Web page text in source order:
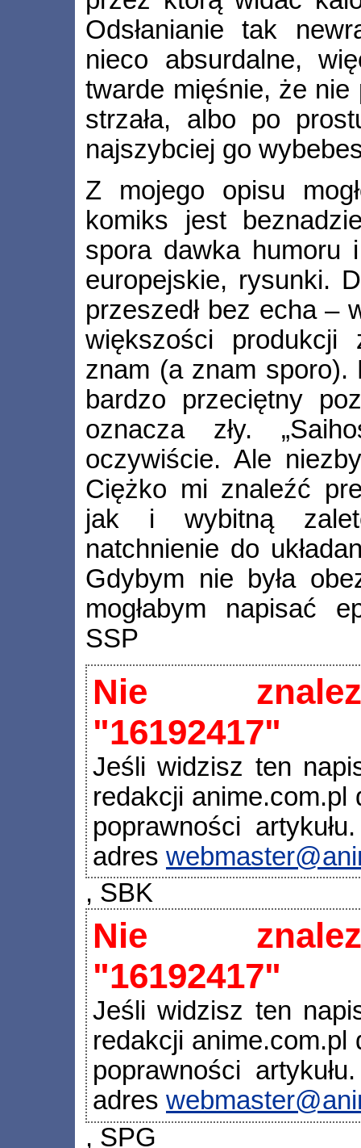
Odsłanianie tak
nieco absurdalne,
twarde mięśnie, że
strzała, albo po
najszybciej go
Z mojego opisu
komiks jest
spora dawka humoru
europejskie, rysunki.
przeszedł bez echa –
większości
znam (a znam sporo).
bardzo przeciętny
oznacza zły.
oczywiście. Ale
Ciężko mi znaleźć
jak i wybitną
natchnienie do
Gdybym nie była
mogłabym napisać
SSP
Nie
"16192417"
Jeśli widzisz ten
redakcji anime.com.pl
poprawności
adres
, SBK
Nie
"16192417"
Jeśli widzisz ten
redakcji anime.com.pl
poprawności
adres
, SPG